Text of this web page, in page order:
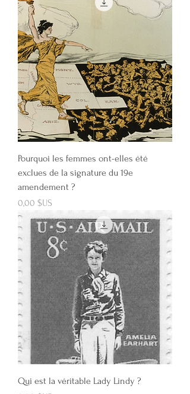
Pourquoi les femmes ont-elles été
exclues de la signature du 19e
amendement ?
Prix
0,00 $US
Qui est la véritable Lady Lindy ?